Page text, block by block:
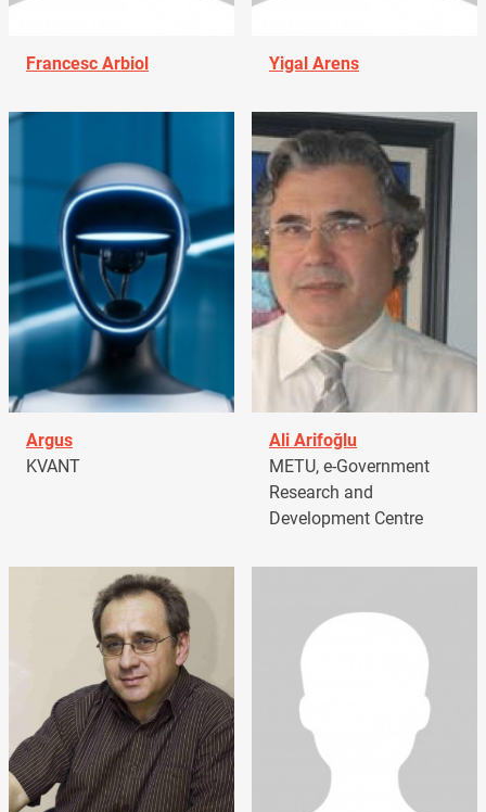
Francesc Arbiol Yigal Arens
Argus
KVANT
Ali Arifoğlu
METU, e-Government
Research and
Development Centre